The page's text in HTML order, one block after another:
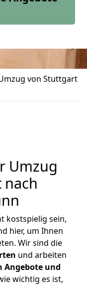
von Stuttgart
Umzug
kostspielig sein,
hier, um Ihnen
Wir sind die
und arbeiten
Angebote und
wichtig es ist,